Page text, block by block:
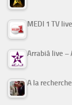
MEDI 1 TV
Arrabiâ live –